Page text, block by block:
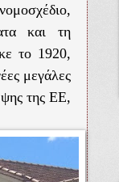
και τη
το 1920,
μεγάλες
της ΕΕ,